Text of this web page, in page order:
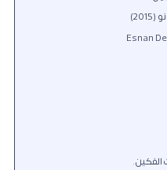
الفكين.